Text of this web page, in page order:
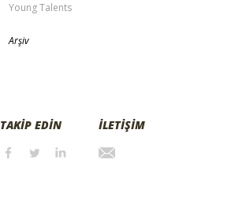
Young Talents
Arşiv
TAKİP EDİN İLETİŞİM